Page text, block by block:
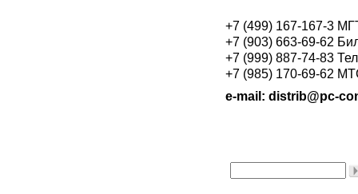
+7 (499) 167-167-3
+7 (903) 663-69-62
+7 (999) 887-74-83
+7 (985) 170-69-62
e-mail: distrib@pc-